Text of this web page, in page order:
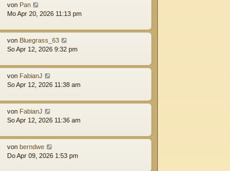
von Pan
Mo Apr 20, 2026 11:13 pm
von Bluegrass_63
So Apr 12, 2026 9:32 pm
von FabianJ
So Apr 12, 2026 11:38 am
von FabianJ
So Apr 12, 2026 11:36 am
von berndwe
Do Apr 09, 2026 1:53 pm